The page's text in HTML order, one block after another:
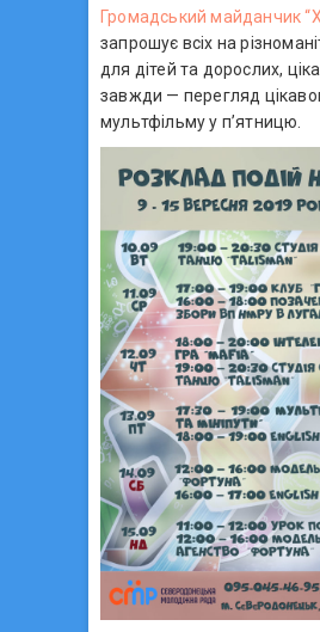
Громадський майданчик
запрошує всіх на
для дітей та дорослих,
завжди — перегляд
мультфільму у п’ятницю.